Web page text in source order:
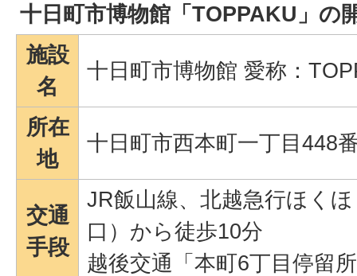
十日町市博物館「TOPPAKU」の
施設
名
十日町市博物館 愛称：
所在
地
十日町市西本町一丁目448
交通
手段
JR飯山線、北越急行ほく
口）から徒歩10分
越後交通「本町6丁目停留